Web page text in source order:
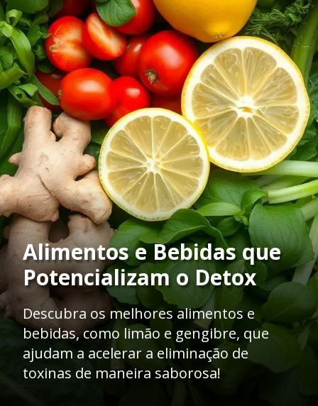
Alimentos e Bebidas que
Potencializam o Detox
Descubra os melhores alimentos e
bebidas, como limão e gengibre, que
ajudam a acelerar a eliminação de
toxinas de maneira saborosa!